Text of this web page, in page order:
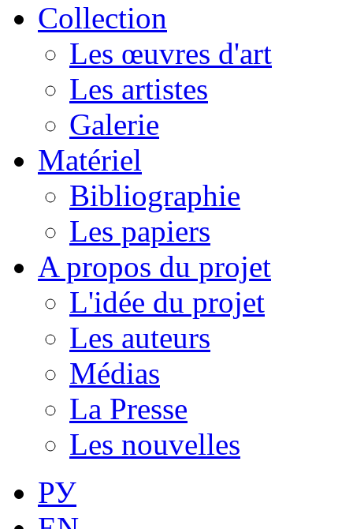
Collection
Les œuvres d'art
Les artistes
Galerie
Matériel
Bibliographie
Les papiers
A propos du projet
L'idée du projet
Les auteurs
Médias
La Presse
Les nouvelles
РУ